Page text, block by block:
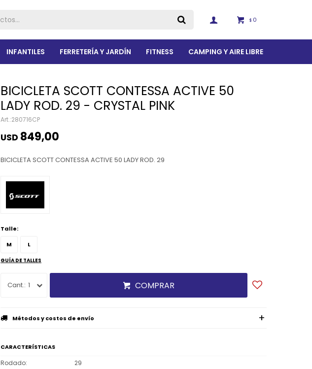
INFANTILES FERRETERÍA Y JARDÍN FITNESS CAMPING Y AIRE LIBRE
$ 0
BICICLETA SCOTT CONTESSA ACTIVE 50
LADY ROD. 29 - CRYSTAL PINK
280716CP
USD 849,00
BICICLETA SCOTT CONTESSA ACTIVE 50 LADY ROD. 29
Talle:
M
L
GUÍA DE TALLES
1 COMPRAR
Métodos y costos de envío
CARACTERÍSTICAS
Rodado
29